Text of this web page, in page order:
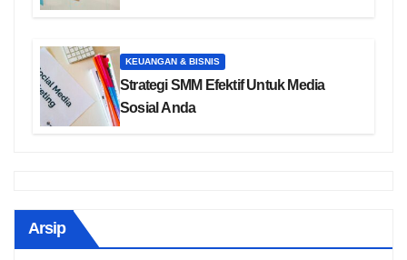
KEUANGAN & BISNIS
Strategi SMM Efektif Untuk Media
Sosial Anda
Arsip